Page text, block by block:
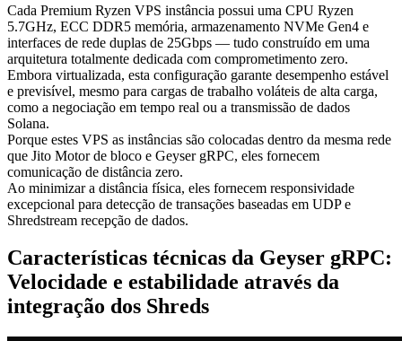
Cada Premium Ryzen VPS instância possui uma CPU Ryzen
5.7GHz, ECC DDR5 memória, armazenamento NVMe Gen4 e
interfaces de rede duplas de 25Gbps — tudo construído em uma
arquitetura totalmente dedicada com comprometimento zero.
Embora virtualizada, esta configuração garante desempenho estável
e previsível, mesmo para cargas de trabalho voláteis de alta carga,
como a negociação em tempo real ou a transmissão de dados
Solana.
Porque estes VPS as instâncias são colocadas dentro da mesma rede
que Jito Motor de bloco e Geyser gRPC, eles fornecem
comunicação de distância zero.
Ao minimizar a distância física, eles fornecem responsividade
excepcional para detecção de transações baseadas em UDP e
Shredstream recepção de dados.
Características técnicas da Geyser gRPC:
Velocidade e estabilidade através da
integração dos Shreds